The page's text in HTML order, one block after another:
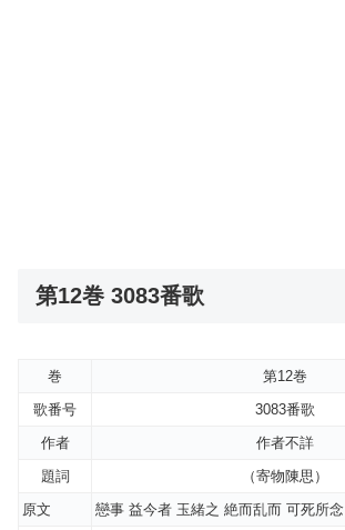
第12巻 3083番歌
巻
第12巻
歌番号
3083番歌
作者
作者不詳
題詞
（寄物陳思）
原文
戀事 益今者 玉緒之 絶而乱而 可死所念